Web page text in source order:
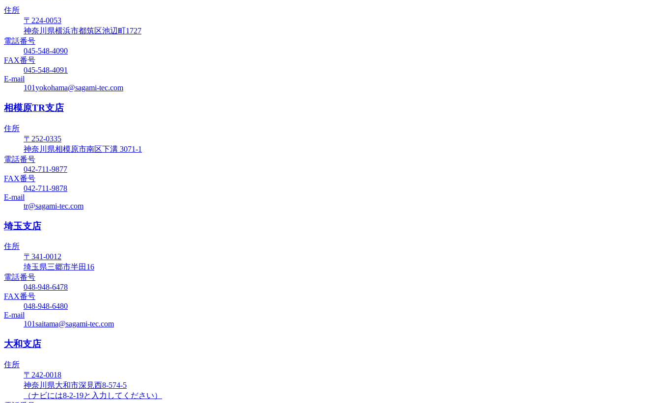
住所
〒224-0053
神奈川県横浜市都筑区池辺町1727
電話番号
045-548-4090
FAX番号
045-548-4091
E-mail
101yokohama@sagami-tec.com
相模原TR支店
住所
〒252-0335
神奈川県相模原市南区下溝 3071-1
電話番号
042-711-9877
FAX番号
042-711-9878
E-mail
tr@sagami-tec.com
埼玉支店
住所
〒341-0012
埼玉県三郷市半田16
電話番号
048-948-6478
FAX番号
048-948-6480
E-mail
101saitama@sagami-tec.com
大和支店
住所
〒242-0018
神奈川県大和市深見西8-574-5
（ナビには8-2-19と入力してください）